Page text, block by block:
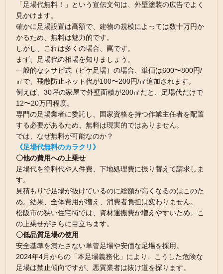
「足場代無料！」という宣伝文句は、外壁塗装の広告でよく
見かけます。
確かに足場設置は高額で、建物の規模によっては数十万円か
かるため、無料は魅力的です。
しかし、これは多くの場合、罠です。
まず、足場代の相場を知りましょう。
一般的なクサビ式（ビケ足場）の場合、単価は600〜800円/
㎡で、飛散防止ネット代が100〜200円/㎡追加されます。
例えば、30坪の家屋で外壁面積が200㎡だと、足場代だけで
12〜20万円程度。
専門の足場業者に委託し、国家資格を持つ作業主任者を配置
する必要があるため、無料は現実的ではありません。
では、なぜ無料が可能なのか？
《足場代無料のカラクリ》
〇他の費用への上乗せ
足場代を塗料代や人件費、下地処理費に振り替えて請求しま
す。
見積もりで足場が抜けているのに総額が高くなるのはこのた
め。結果、全体費用が増え、消費者負担は変わりません。
松阪市の狭い住宅街では、資材運搬費が増えやすいため、こ
の上乗せがさらに目立ちます。
〇低品質足場の使用
安全基準を満たさない単管足場や安価な足場を採用。
2024年4月からの「本足場義務化」により、こうした危険な
足場は禁止傾向ですが、悪質業者は抜け道を探ります。